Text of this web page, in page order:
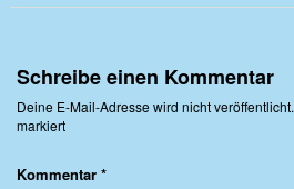
Schreibe einen Kommentar
Deine E-Mail-Adresse wird nicht veröffentlicht.
markiert
Kommentar *